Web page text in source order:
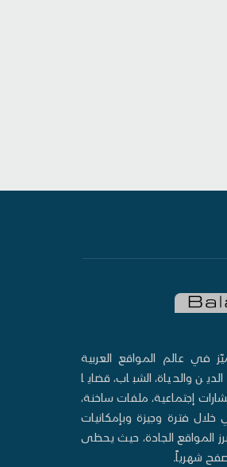
في عالم المواقع العربية
والحياة، الشباب، قضايا
إجتماعية، ملفات ساخنة،
خلال فترة وجيزة وبإمكانيات
المواقع الجادة، حيث يحظى
شهرياً.